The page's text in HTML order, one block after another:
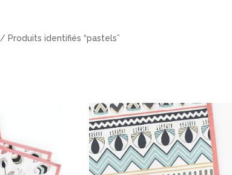
/ Produits identifiés “pastels”